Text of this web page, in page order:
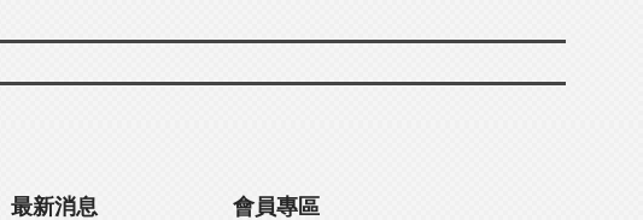
最新消息 會員專區